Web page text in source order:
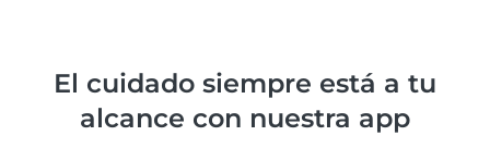
El cuidado siempre está a tu
alcance con nuestra app